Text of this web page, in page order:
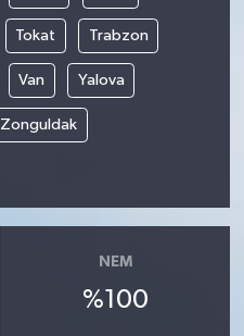
Tokat Trabzon
Van Yalova
Zonguldak
NEM
%100